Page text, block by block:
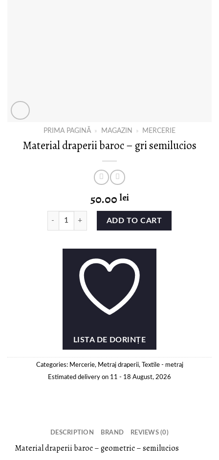
PRIMA PAGINĂ » MAGAZIN » MERCERIE
Material draperii baroc – gri semilucios
50.00 lei
Material draperii baroc - gri semilucios quantity
ADD TO CART
LISTA DE DORINȚE
Categories: Mercerie, Metraj draperii, Textile - metraj
Estimated delivery on 11 - 18 August, 2026
DESCRIPTION BRAND REVIEWS (0)
Material draperii baroc – geometric – semilucios